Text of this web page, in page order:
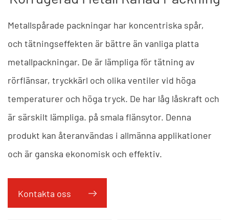
Metallspårade packningar har koncentriska spår,
och tätningseffekten är bättre än vanliga platta
metallpackningar. De är lämpliga för tätning av
rörflänsar, tryckkärl och olika ventiler vid höga
temperaturer och höga tryck. De har låg låskraft och
är särskilt lämpliga. på smala flänsytor. Denna
produkt kan återanvändas i allmänna applikationer
och är ganska ekonomisk och effektiv.
Kontakta oss